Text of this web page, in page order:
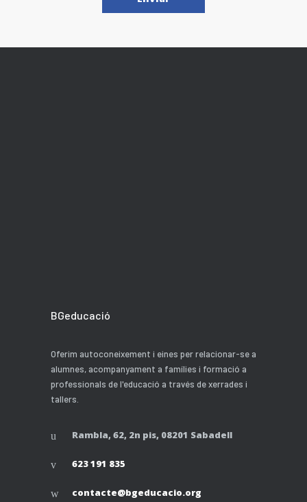
BGeducació
Oferim autoconeixement i eines per relacionar-se a
alumnes, acompanyament a famílies i formació a
professionals de l'educació a través de xerrades i
tallers.
Rambla, 62, 2n pis, 08201 Sabadell
623 191 835
contacte@bgeducacio.org